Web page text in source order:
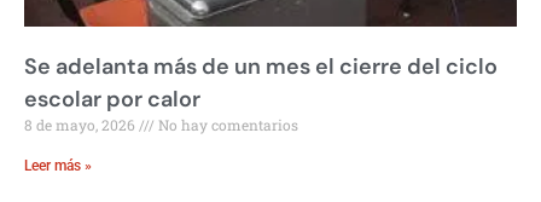
Se adelanta más de un mes el cierre del ciclo
escolar por calor
8 de mayo, 2026 No hay comentarios
Leer más »